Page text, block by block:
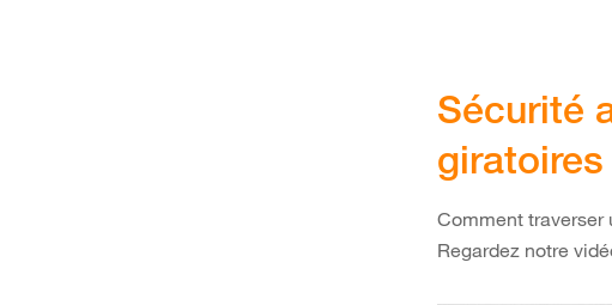
Sécurité
giratoires
Comment traverser
Regardez notre